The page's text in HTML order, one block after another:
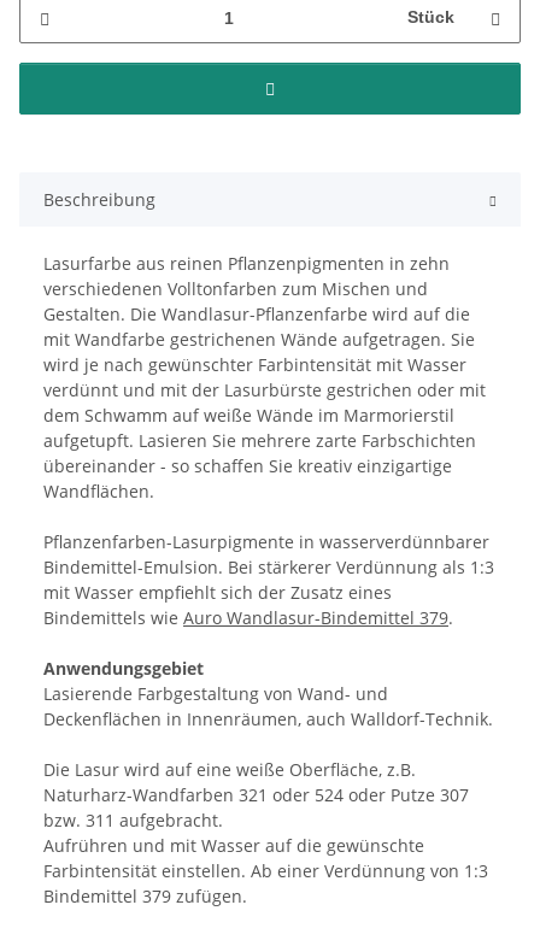
Stück
Beschreibung
Lasurfarbe aus reinen Pflanzenpigmenten in zehn
verschiedenen Volltonfarben zum Mischen und
Gestalten. Die Wandlasur-Pflanzenfarbe wird auf die
mit Wandfarbe gestrichenen Wände aufgetragen. Sie
wird je nach gewünschter Farbintensität mit Wasser
verdünnt und mit der Lasurbürste gestrichen oder mit
dem Schwamm auf weiße Wände im Marmorierstil
aufgetupft. Lasieren Sie mehrere zarte Farbschichten
übereinander - so schaffen Sie kreativ einzigartige
Wandflächen.
Pflanzenfarben-Lasurpigmente in wasserverdünnbarer
Bindemittel-Emulsion. Bei stärkerer Verdünnung als 1:3
mit Wasser empfiehlt sich der Zusatz eines
Bindemittels wie Auro Wandlasur-Bindemittel 379.
Anwendungsgebiet
Lasierende Farbgestaltung von Wand- und
Deckenflächen in Innenräumen, auch Walldorf-Technik.
Die Lasur wird auf eine weiße Oberfläche, z.B.
Naturharz-Wandfarben 321 oder 524 oder Putze 307
bzw. 311 aufgebracht.
Aufrühren und mit Wasser auf die gewünschte
Farbintensität einstellen. Ab einer Verdünnung von 1:3
Bindemittel 379 zufügen.